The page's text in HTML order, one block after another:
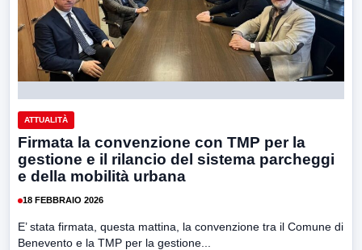
ATTUALITÀ
Firmata la convenzione con TMP per la
gestione e il rilancio del sistema parcheggi
e della mobilità urbana
18 FEBBRAIO 2026
E’ stata firmata, questa mattina, la convenzione tra il Comune di
Benevento e la TMP per la gestione...